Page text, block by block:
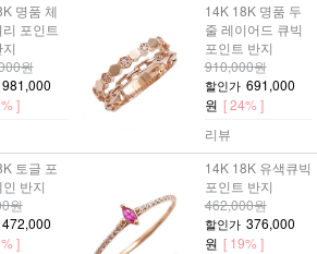
명품 체
포인트
원
981,000
]
14K 18K 명품 두
줄 레이어드 큐빅
포인트 반지
910,000원
할인가 691,000
원 [ 24% ]
리뷰
토글 포
반지
원
472,000
]
14K 18K 유색큐빅
포인트 반지
462,000원
할인가 376,000
원 [ 19% ]